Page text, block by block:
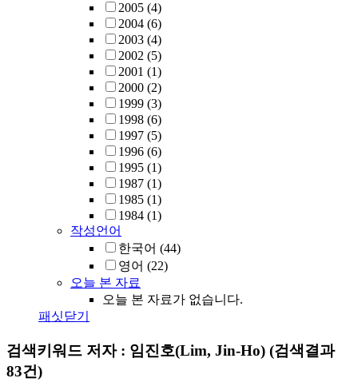
2005 (4)
2004 (6)
2003 (4)
2002 (5)
2001 (1)
2000 (2)
1999 (3)
1998 (6)
1997 (5)
1996 (6)
1995 (1)
1987 (1)
1985 (1)
1984 (1)
작성언어
한국어 (44)
영어 (22)
오늘 본 자료
오늘 본 자료가 없습니다.
패싯닫기
검색키워드 저자 : 임진호(Lim, Jin-Ho) (검색결과
83건)